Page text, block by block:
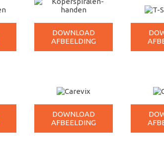
DOWNLOAD
AFBEELDING
DOWNLOAD
AFBEELDING